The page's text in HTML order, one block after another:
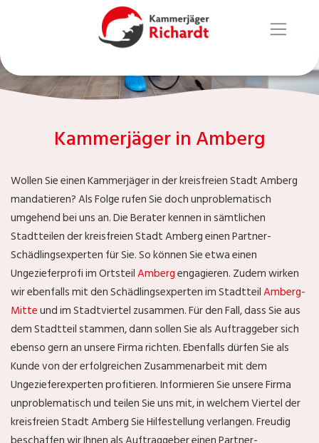
Kammerjäger in Amberg
Wollen Sie einen Kammerjäger in der kreisfreien Stadt Amberg
mandatieren? Als Folge rufen Sie doch unproblematisch
umgehend bei uns an. Die Berater kennen in sämtlichen
Stadtteilen der kreisfreien Stadt Amberg einen Partner-
Schädlingsexperten für Sie. So können Sie etwa einen
Ungezieferprofi im OrtsteilAmbergengagieren. Zudem wirken
wir ebenfalls mit den Schädlingsexperten im StadtteilAmberg-
Mitteund im Stadtviertel zusammen. Für den Fall, dass Sie aus
dem Stadtteilstammen, dann sollen Sie als Auftraggeber sich
ebenso gern an unsere Firma richten. Ebenfalls dürfen Sie als
Kunde von der erfolgreichen Zusammenarbeit mit dem
Ungezieferexpertenprofitieren. Informieren Sie unsere Firma
unproblematisch und teilen Sie uns mit, in welchem Viertel der
kreisfreien Stadt Amberg Sie Hilfestellung verlangen. Freudig